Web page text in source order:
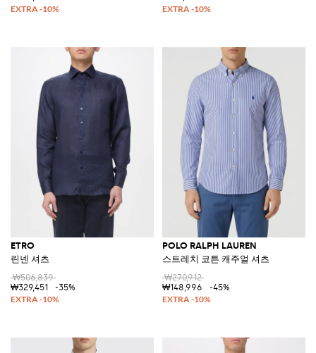
ETRO
린넨 셔츠
₩506,839
₩329,451
-35%
POLO RALPH LAUREN
스트레치 코튼 캐주얼 셔츠
₩270,912
₩148,996
-45%